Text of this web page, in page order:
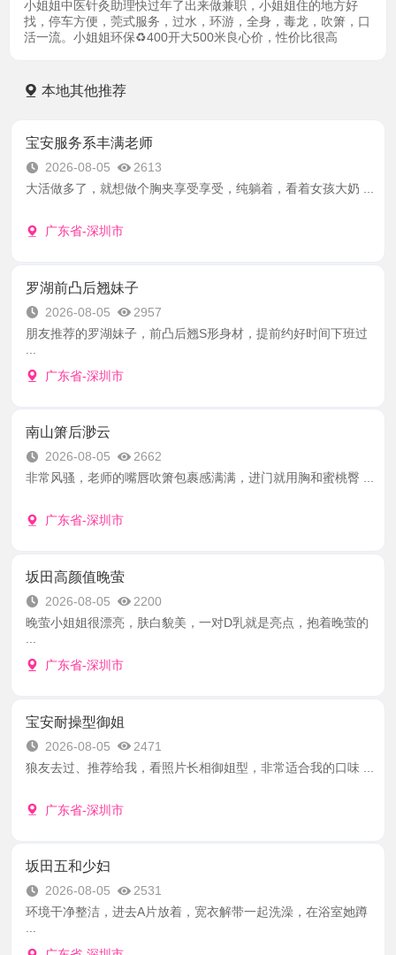
小姐姐中医针灸助理快过年了出来做兼职，小姐姐住的地方好
找，停车方便，莞式服务，过水，环游，全身，毒龙，吹箫，口
活一流。小姐姐环保♻️400开大500米良心价，性价比很高
本地其他推荐
宝安服务系丰满老师
2026-08-05
2613
大活做多了，就想做个胸夹享受享受，纯躺着，看着女孩大奶 ...
广东省-深圳市
罗湖前凸后翘妹子
2026-08-05
2957
朋友推荐的罗湖妹子，前凸后翘S形身材，提前约好时间下班过
广东省-深圳市
南山箫后渺云
2026-08-05
2662
非常风骚，老师的嘴唇吹箫包裹感满满，进门就用胸和蜜桃臀 ...
广东省-深圳市
坂田高颜值晚萤
2026-08-05
2200
晚萤小姐姐很漂亮，肤白貌美，一对D乳就是亮点，抱着晚萤的
广东省-深圳市
宝安耐操型御姐
2026-08-05
2471
狼友去过、推荐给我，看照片长相御姐型，非常适合我的口味 ...
广东省-深圳市
坂田五和少妇
2026-08-05
2531
环境干净整洁，进去A片放着，宽衣解带一起洗澡，在浴室她蹲
...